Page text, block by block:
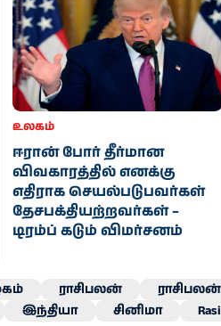
உலகம்
ஈரான் போர் தீர்மான
விவகாரத்தில் எனக்கு
எதிராக செயல்படுபவர்கள்
தேசபக்தியற்றவர்கள் –
டிரம்ப் கடும் விமர்சனம்
ராசிபலன் ராசிபலன்
இந்தியா சினிமா